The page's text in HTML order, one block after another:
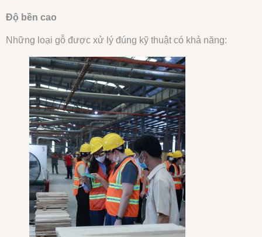
Độ bền cao
Những loại gỗ được xử lý đúng kỹ thuật có khả năng: